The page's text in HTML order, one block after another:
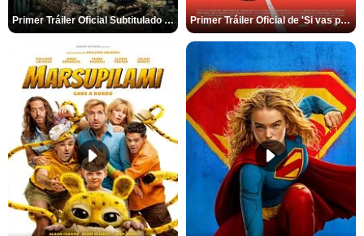
Primer Tráiler Oficial Subtitulado de 'Insaciable' Primer Tráiler Oficial de 'Si vas para Chile'